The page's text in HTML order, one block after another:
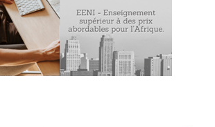
le Liechtenstein, la Norvège,
le Monténégro
: l’accord AELE-Monténégro :